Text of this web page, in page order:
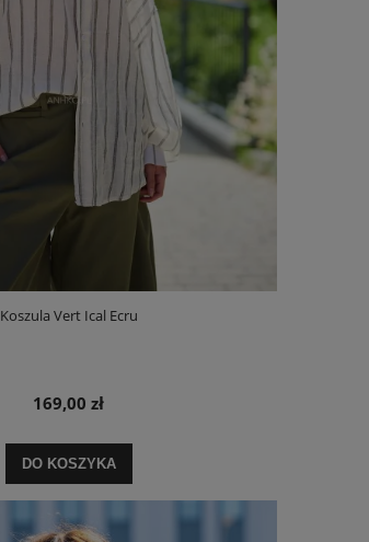
Koszula Vert Ical Ecru
169,00 zł
DO KOSZYKA